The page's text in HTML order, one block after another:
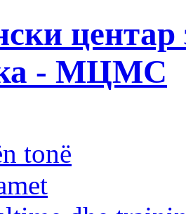
центар
- МЦМС
tonë